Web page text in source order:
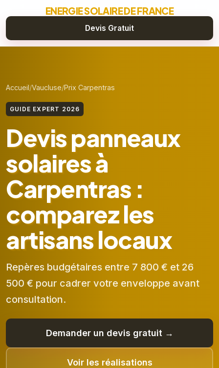
ENERGIE SOLAIRE DE FRANCE
Devis Gratuit
Accueil Vaucluse Prix Carpentras
GUIDE EXPERT 2026
Devis panneaux
solaires à
Carpentras :
comparez les
artisans locaux
Repères budgétaires entre 7 800 € et 26
500 € pour cadrer votre enveloppe avant
consultation.
Demander un devis gratuit →
Voir les réalisations